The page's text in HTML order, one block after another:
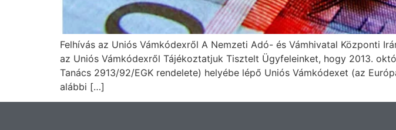
Felhívás az Uniós Vámkódexről A Nemzeti Adó- és Vámhivatal Központi
az Uniós Vámkódexről Tájékoztatjuk Tisztelt Ügyfeleinket, hogy 2013.
Tanács 2913/92/EGK rendelete) helyébe lépő Uniós Vámkódexet (az
alábbi […]